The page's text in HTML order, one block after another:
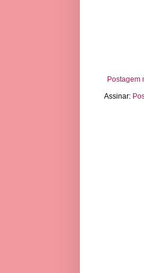
Postagem
Assinar: